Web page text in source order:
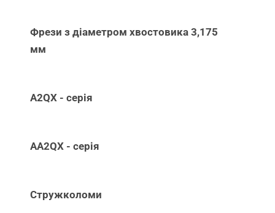
Фрези з діаметром хвостовика 3,175
мм
A2QX - серія
AA2QX - серія
Стружколоми